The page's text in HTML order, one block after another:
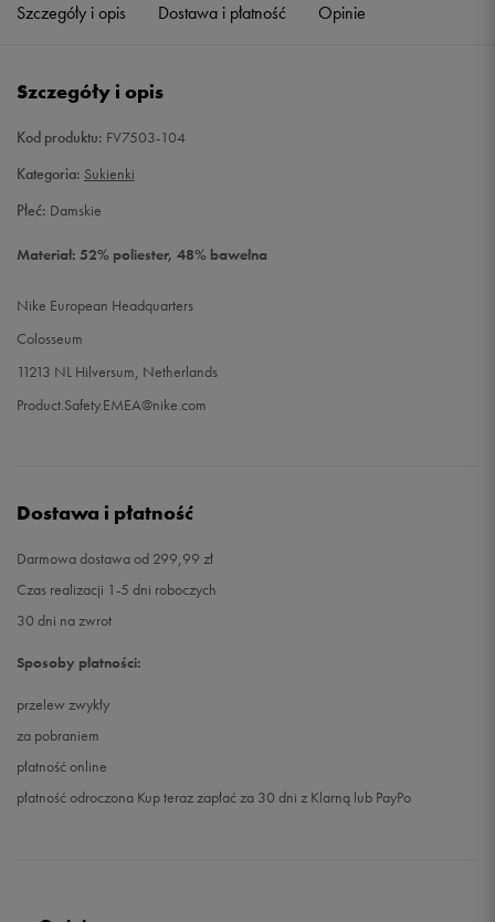
Szczegóły i opis Dostawa i płatność Opinie
Szczegóły i opis
Kod produktu: FV7503-104
Kategoria: Sukienki
Płeć: Damskie
Materiał: 52% poliester, 48% bawełna
Nike European Headquarters
Colosseum
11213 NL Hilversum, Netherlands
Product.Safety.EMEA@nike.com
Dostawa i płatność
Darmowa dostawa od 299,99 zł
Czas realizacji 1-5 dni roboczych
30 dni na zwrot
Sposoby płatności:
przelew zwykły
za pobraniem
płatność online
płatność odroczona Kup teraz zapłać za 30 dni z Klarną lub PayPo